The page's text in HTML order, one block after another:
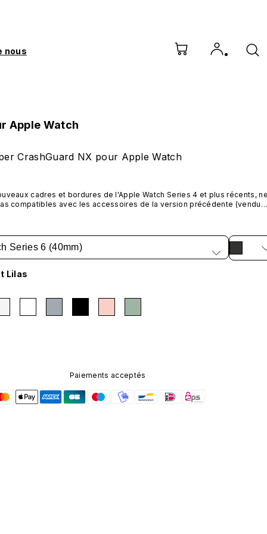
nous
Apple Watch
CrashGuard NX pour Apple Watch
cadres et bordures de l'Apple Watch Series 4 et plus récents,
compatibles avec les accessoires de la version précédente (vendus
Series 6 (40mm)
Lilas
Paiements acceptés